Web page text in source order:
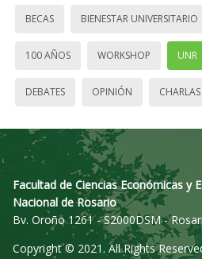
BECAS BIENESTAR UNIVERSITARIO
100 AÑOS WORKSHOP UNR
DEBATES OPINIÓN CHARLAS
Facultad de Ciencias Económicas y
Nacional de Rosario
Bv. Oroño 1261 - S2000DSM -
Copyright © 2021. All Rights